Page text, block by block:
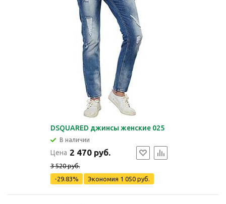
DSQUARED джинсы женские 025
В наличии
Цена 2 470 руб.
3 520 руб.
-29.83%
Экономия 1 050 руб.